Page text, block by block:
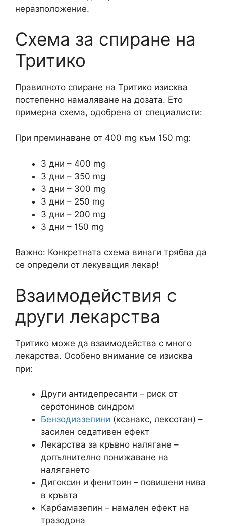
неразположение.
Схема за спиране на
Тритико
Правилното спиране на Тритико изисква
постепенно намаляване на дозата. Ето
примерна схема, одобрена от специалисти:
При преминаване от 400 mg към 150 mg:
3 дни – 400 mg
3 дни – 350 mg
3 дни – 300 mg
3 дни – 250 mg
3 дни – 200 mg
3 дни – 150 mg
Важно: Конкретната схема винаги трябва да
се определи от лекуващия лекар!
Взаимодействия с
други лекарства
Тритико може да взаимодейства с много
лекарства. Особено внимание се изисква
при:
Други антидепресанти – риск от
серотонинов синдром
Бензодиазепини (ксанакс, лексотан) –
засилен седативен ефект
Лекарства за кръвно налягане –
допълнително понижаване на
налягането
Дигоксин и фенитоин – повишени нива
в кръвта
Карбамазепин – намален ефект на
тразодона